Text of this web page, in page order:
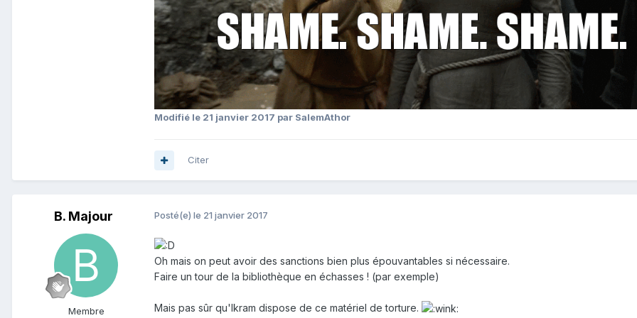
Modifié le 21 janvier 2017 par SalemAthor
Citer
B. Majour
Membre
Posté(e) le 21 janvier 2017
Oh mais on peut avoir des sanctions bien plus épouvantables si nécessaire.
Faire un tour de la bibliothèque en échasses ! (par exemple)
Mais pas sûr qu'Ikram dispose de ce matériel de torture.